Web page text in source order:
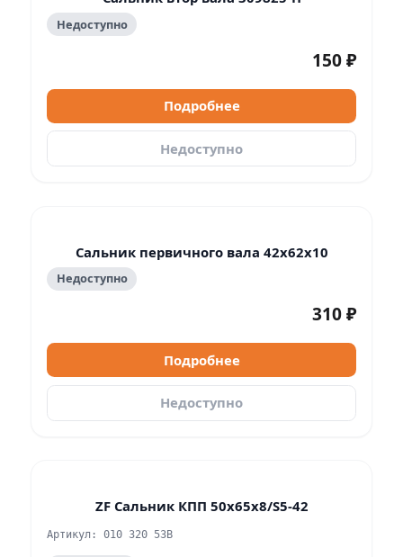
Недоступно
150 ₽
Подробнее
Недоступно
Сальник первичного вала 42х62х10
Недоступно
310 ₽
Подробнее
Недоступно
ZF Сальник КПП 50x65x8/S5-42
Артикул: 010 320 53B